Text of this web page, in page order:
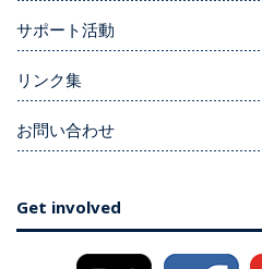
サポート活動
リンク集
お問い合わせ
Get involved